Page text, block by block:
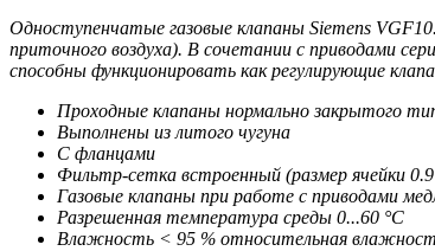
Одноступенчатые газовые клапаны Siemens
приточного воздуха). В сочетании с приводами
способны функционировать как регулирующие
Проходные клапаны нормально закрытого
Выполнены из литого чугуна
С фланцами
Фильтр-сетка встроенный (размер ячейки
Газовые клапаны при работе с приводами
Разрешенная температура среды 0...60 °C
Влажность < 95 % относительная